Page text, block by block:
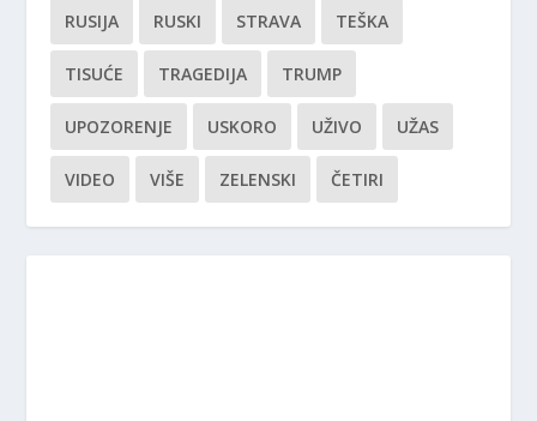
RUSIJA RUSKI STRAVA TEŠKA
TISUĆE TRAGEDIJA TRUMP
UPOZORENJE USKORO UŽIVO UŽAS
VIDEO VIŠE ZELENSKI ČETIRI